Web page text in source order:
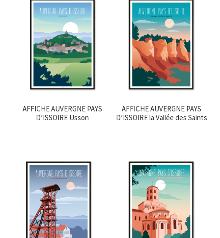
AFFICHE AUVERGNE PAYS
D’ISSOIRE Usson
AFFICHE AUVERGNE PAYS
D’ISSOIRE la Vallée des Saints